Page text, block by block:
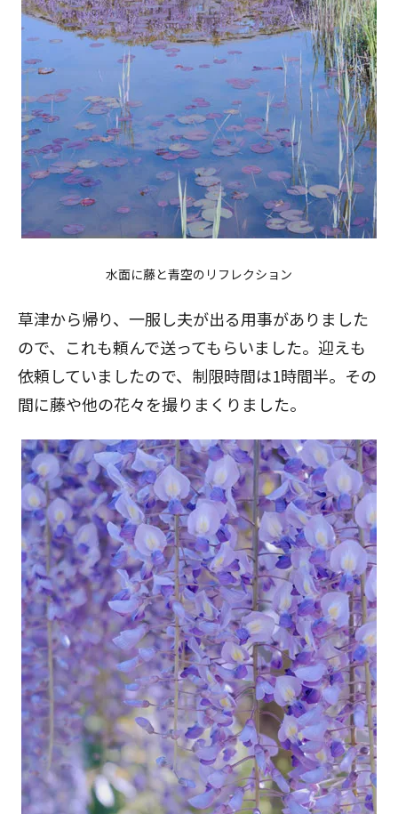
水面に藤と青空のリフレクション
草津から帰り、一服し夫が出る用事がありました
ので、これも頼んで送ってもらいました。迎えも
依頼していましたので、制限時間は1時間半。その
間に藤や他の花々を撮りまくりました。